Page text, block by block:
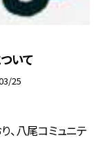
いて
25
、八尾コミュニテ